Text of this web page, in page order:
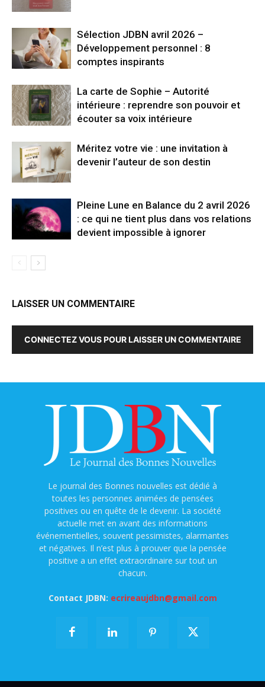
Sélection JDBN avril 2026 –
Développement personnel : 8
comptes inspirants
La carte de Sophie – Autorité
intérieure : reprendre son pouvoir et
écouter sa voix intérieure
Méritez votre vie : une invitation à
devenir l’auteur de son destin
Pleine Lune en Balance du 2 avril 2026
: ce qui ne tient plus dans vos relations
devient impossible à ignorer
LAISSER UN COMMENTAIRE
CONNECTEZ VOUS POUR LAISSER UN COMMENTAIRE
Le journal des Bonnes nouvelles est dédié à
toutes les personnes animées de pensées
positives ou en quête de le devenir. La société
actuelle met en avant des informations
événementielles, souvent pessimistes, alarmantes
et négatives. Il n’est plus à prouver que la pensée
positive a un effet extraordinaire sur tout un
chacun.
Contact JDBN: ecrireaujdbn@gmail.com